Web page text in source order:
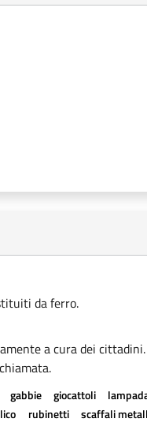
da ferro.
a cura dei
gabbie giocattoli
rubinetti scaffali